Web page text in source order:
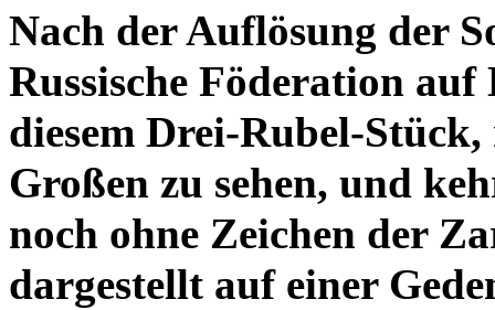
Nach der Auflösung der
Russische Föderation
diesem Drei-Rubel-
Großen zu sehen, und
noch ohne Zeichen der
dargestellt auf einer